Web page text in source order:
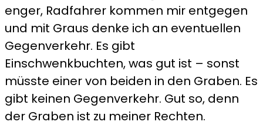
enger, Radfahrer kommen mir entgegen
und mit Graus denke ich an eventuellen
Gegenverkehr. Es gibt
Einschwenkbuchten, was gut ist – sonst
müsste einer von beiden in den Graben. Es
gibt keinen Gegenverkehr. Gut so, denn
der Graben ist zu meiner Rechten.